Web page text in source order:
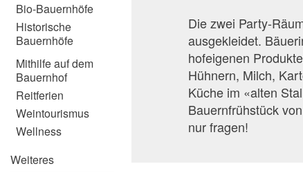
Bio-Bauernhöfe
Historische
Bauernhöfe
Mithilfe auf dem
Bauernhof
Reitferien
Weintourismus
Wellness
Weiteres
Die zwei Party-
ausgekleidet.
hofeigenen
Hühnern, Milch,
Küche im «alten
Bauernfrühstück
nur fragen!